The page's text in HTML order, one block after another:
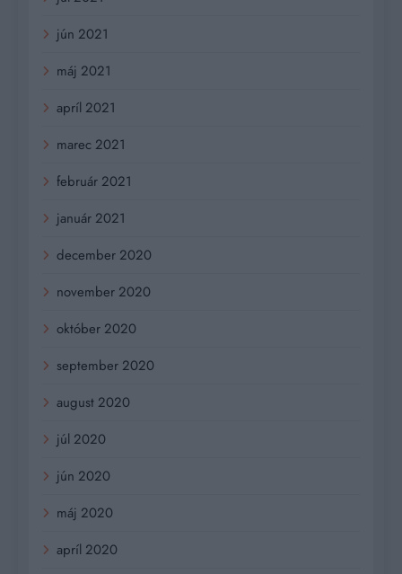
jún 2021
máj 2021
apríl 2021
marec 2021
február 2021
január 2021
december 2020
november 2020
október 2020
september 2020
august 2020
júl 2020
jún 2020
máj 2020
apríl 2020